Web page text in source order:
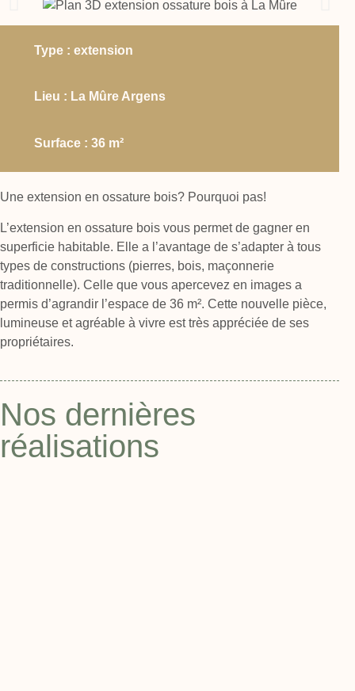
Type : extension
Lieu : La Mûre Argens
Surface : 36 m²
Une extension en ossature bois? Pourquoi pas!
L’extension en ossature bois vous permet de gagner en
superficie habitable. Elle a l’avantage de s’adapter à tous
types de constructions (pierres, bois, maçonnerie
traditionnelle). Celle que vous apercevez en images a
permis d’agrandir l’espace de 36 m². Cette nouvelle pièce,
lumineuse et agréable à vivre est très appréciée de ses
propriétaires.
Nos dernières
réalisations